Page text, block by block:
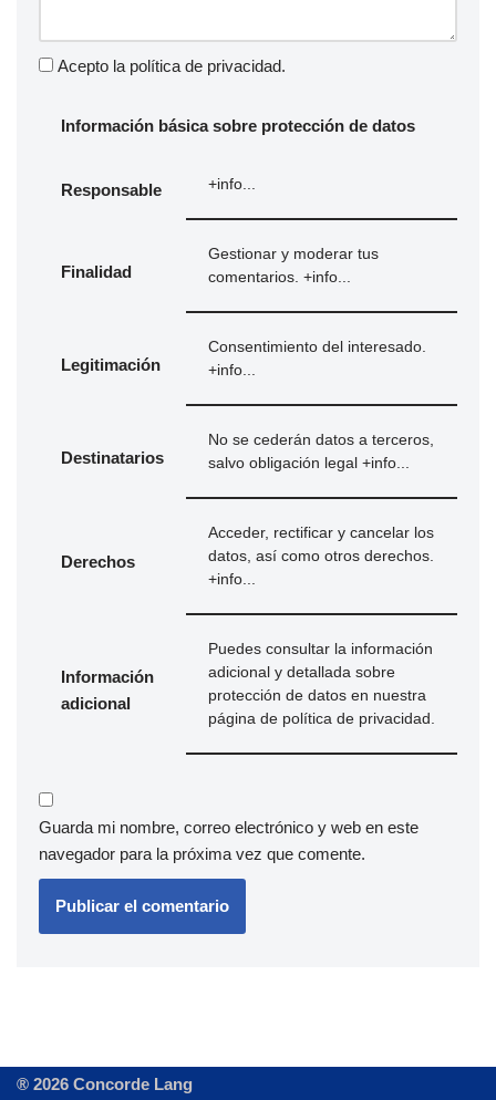
Acepto la política de privacidad.
Información básica sobre protección de datos
Responsable +info...
Finalidad
Gestionar y moderar tus
comentarios. +info...
Legitimación
Consentimiento del interesado.
+info...
Destinatarios
No se cederán datos a terceros,
salvo obligación legal +info...
Derechos
Acceder, rectificar y cancelar los
datos, así como otros derechos.
+info...
Información
adicional
Puedes consultar la información
adicional y detallada sobre
protección de datos en nuestra
página de política de privacidad
Guarda mi nombre, correo electrónico y web en este
navegador para la próxima vez que comente.
® 2026 Concorde Lang